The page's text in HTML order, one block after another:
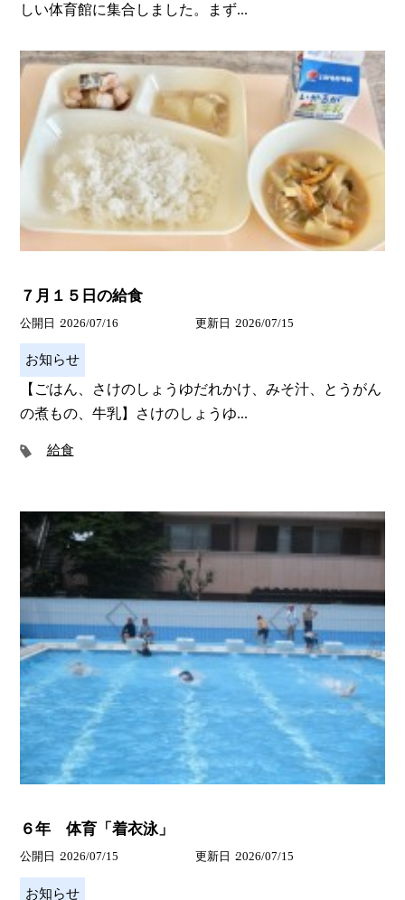
しい体育館に集合しました。まず...
７月１５日の給食
公開日 2026/07/16 更新日 2026/07/15
お知らせ
【ごはん、さけのしょうゆだれかけ、みそ汁、とうがん
の煮もの、牛乳】さけのしょうゆ...
給食
６年 体育「着衣泳」
公開日 2026/07/15 更新日 2026/07/15
お知らせ